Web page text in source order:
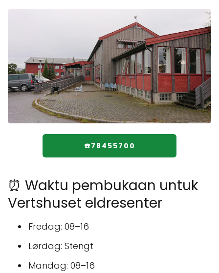
☎️78455700
⏰ Waktu pembukaan untuk
Vertshuset eldresenter
Fredag: 08–16
Lørdag: Stengt
Mandag: 08–16